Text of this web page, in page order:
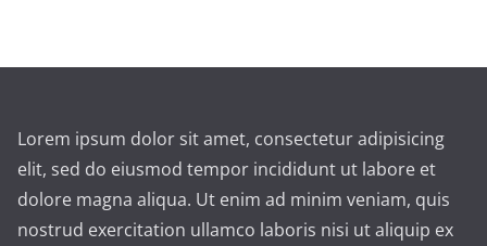
Lorem ipsum dolor sit amet, consectetur adipisicing
elit, sed do eiusmod tempor incididunt ut labore et
dolore magna aliqua. Ut enim ad minim veniam, quis
nostrud exercitation ullamco laboris nisi ut aliquip ex